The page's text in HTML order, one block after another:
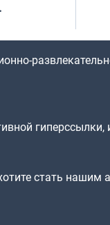
стать нашим